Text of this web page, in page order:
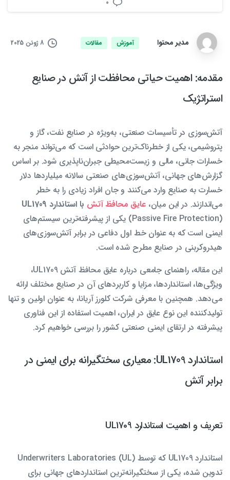
0
مدیر محتوا آموزش مقالات 8 ژوئن 2025
مقدمه: اهمیت حیاتی محافظت از آتش در صنایع
استراتژیک
آتش‌سوزی در تأسیسات صنعتی، به‌ویژه در صنایع نفت، گاز و
پتروشیمی، یکی از خطرناک‌ترین حوادثی است که می‌تواند منجر به
خسارات جانی، مالی و زیست‌محیطی جبران‌ناپذیری شود. بر اساس
گزارش‌های جهانی، آتش‌سوزی‌های صنعتی سالانه میلیاردها دلار
خسارت به صنایع وارد می‌کنند و جان افراد زیادی را به خطر
می‌اندازند. در این میان،عایق محافظ آتش با استاندارد UL1709
(Passive Fire Protection) یکی از پیشرفته‌ترین سیستم‌های
ایمنی است که به عنوان خط اول دفاعی در برابر آتش‌سوزی‌های
هیدروکربنی در صنایع مطرح شده است.
این مقاله، راهنمای جامعی درباره عایق محافظ آتش UL1709،
ویژگی‌ها، استانداردها، مزایا و کاربردهای آن در صنایع مختلف ارائه
می‌دهد. همچنین با معرفی شرکت کلورز آریانا، به عنوان اولین و تنها
تولیدکننده این نوع عایق در ایران، اهمیت استفاده از این فناوری
پیشرفته در ارتقای ایمنی صنعتی کشور را بررسی خواهیم کرد.
استاندارد UL1709: معیاری سختگیرانه برای ایمنی در
برابر آتش
تعریف و اهمیت استاندارد UL1709
استاندارد UL1709 که توسط Underwriters Laboratories (UL)
تدوین شده، یکی از سختگیرانه‌ترین استانداردهای جهانی برای